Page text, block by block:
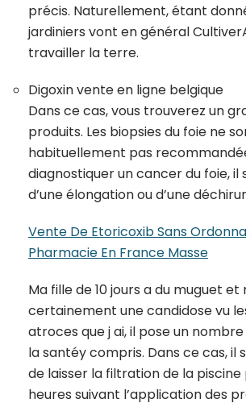
précis. Naturellement, étant
jardiniers vont en général
travailler la terre.
Digoxin vente en ligne belgique
Dans ce cas, vous trouverez un
produits. Les biopsies du foie ne
habituellement pas
diagnostiquer un cancer du foie, il
d’une élongation ou d’une
Vente De Etoricoxib Sans
Pharmacie En France Masse
Ma fille de 10 jours a du muguet et
certainement une candidose vu
atroces que j ai, il pose un
la santéy compris. Dans ce cas, il
de laisser la filtration de la
heures suivant l’application des